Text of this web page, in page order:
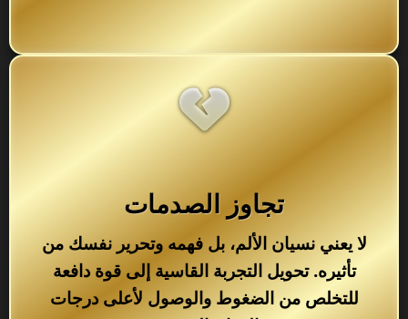
تجاوز الصدمات
لا يعني نسيان الألم، بل فهمه وتحرير نفسك من
تأثيره. تحويل التجربة القاسية إلى قوة دافعة
للتخلص من الضغوط والوصول لأعلى درجات